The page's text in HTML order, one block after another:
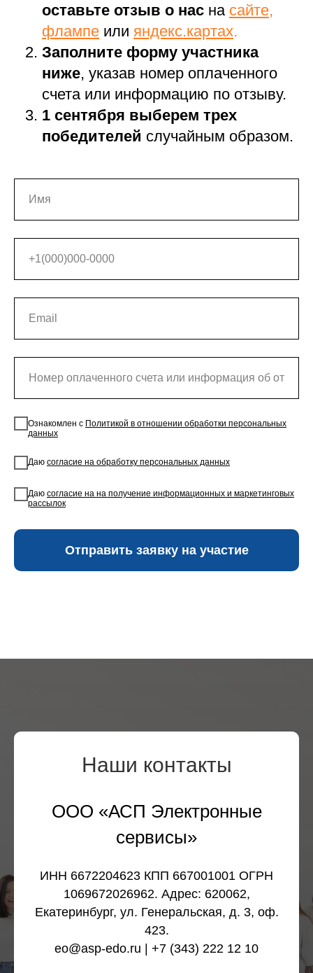
оставьте отзыв о нас на сайте,
флампе или яндекс.картах.
Заполните форму участника
ниже, указав номер оплаченного
счета или информацию по отзыву.
1 сентября выберем трех
победителей случайным образом.
Ознакомлен с Политикой в отношении обработки персональных
данных
Даю согласие на обработку персональных данных
Даю согласие на на получение информационных и маркетинговых
рассылок
Отправить заявку на участие
Наши контакты
ООО «АСП Электронные
сервисы»
ИНН 6672204623 КПП 667001001 ОГРН
1069672026962. Адрес: 620062,
Екатеринбург, ул. Генеральская, д. 3, оф.
423.
eo@asp-edo.ru | +7 (343) 222 12 10